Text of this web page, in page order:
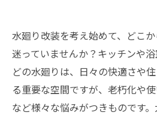
水廻り改装を考え始めて、どこ
迷っていませんか？キッチンや
どの水廻りは、日々の快適さや
る重要な空間ですが、老朽化や
など様々な悩みがつきものです